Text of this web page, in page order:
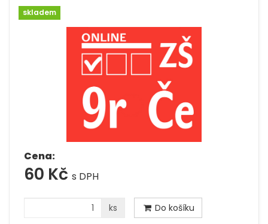
skladem
Cena:
60 Kč s DPH
ks Do košíku